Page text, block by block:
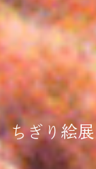
ちぎり絵展